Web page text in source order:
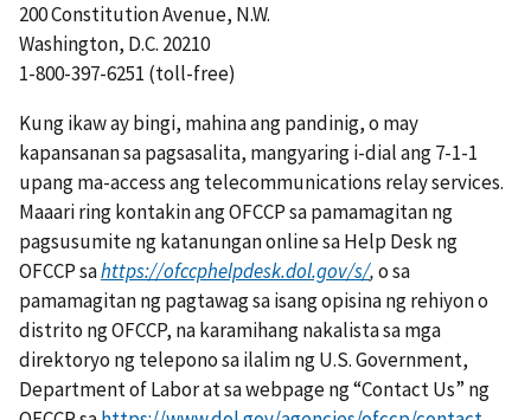
200 Constitution Avenue, N.W.
Washington, D.C. 20210
1-800-397-6251 (toll-free)
Kung ikaw ay bingi, mahina ang pandinig, o may
kapansanan sa pagsasalita, mangyaring i-dial ang 7-1-1
upang ma-access ang telecommunications relay services.
Maaari ring kontakin ang OFCCP sa pamamagitan ng
pagsusumite ng katanungan online sa Help Desk ng
OFCCP sahttps://ofccphelpdesk.dol.gov/s/,o sa
pamamagitan ng pagtawag sa isang opisina ng rehiyon o
distrito ng OFCCP, na karamihang nakalista sa mga
direktoryo ng telepono sa ilalim ng U.S. Government,
Department of Labor at sa webpage ng “Contact Us” ng